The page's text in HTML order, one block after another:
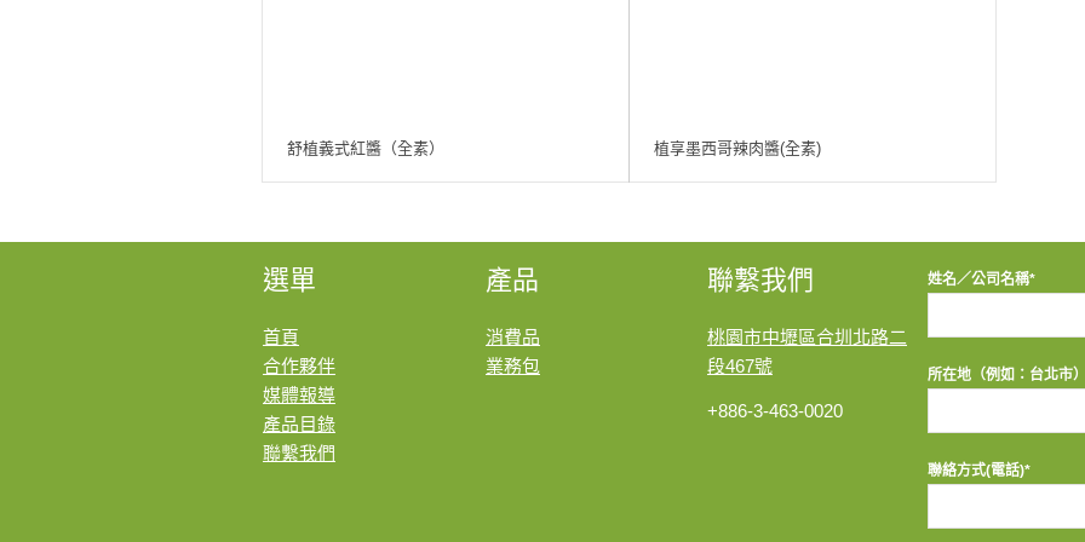
舒植義式紅醬（全素） 植享墨西哥辣肉醬(全素)
選單
首頁
合作夥伴
媒體報導
產品目錄
聯繫我們
產品
消費品
業務包
聯繫我們
桃園市中壢區合圳北路二
段467號
+886-3-463-0020
姓名／公司名稱*
所在地（例如：台北市
聯絡方式(電話)*